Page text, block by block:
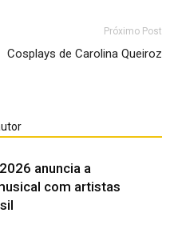
Próximo Post
Cosplays de Carolina Queiroz
anuncia a
com artistas